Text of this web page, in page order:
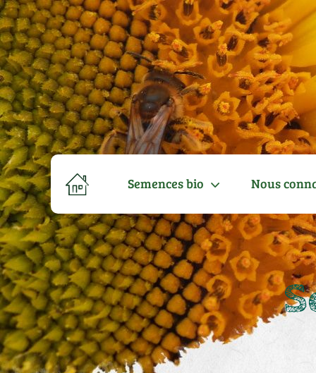
Semences bio Nous